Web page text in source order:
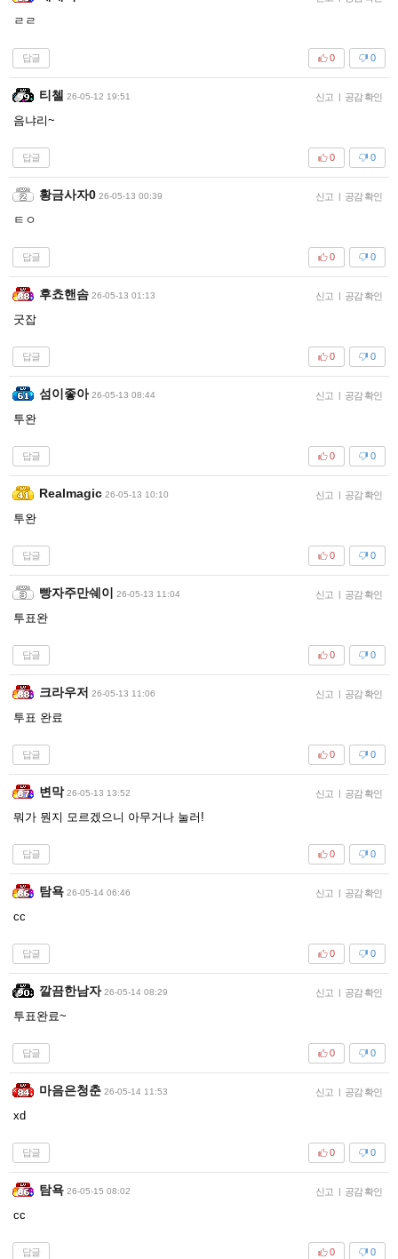
ㄹㄹ
답글 0
0
티첼 26-05-12 19:51 신고 | 공감 확인
음냐리~
답글 0
0
황금사자0 26-05-13 00:39 신고 | 공감 확인
ㅌㅇ
답글 0
0
후쵸핸솜 26-05-13 01:13 신고 | 공감 확인
굿잡
답글 0
0
섬이좋아 26-05-13 08:44 신고 | 공감 확인
투완
답글 0
0
Realmagic 26-05-13 10:10 신고 | 공감 확인
투완
답글 0
0
빵자주만쉐이 26-05-13 11:04 신고 | 공감 확인
투표완
답글 0
0
크라우저 26-05-13 11:06 신고 | 공감 확인
투표 완료
답글 0
0
변막 26-05-13 13:52 신고 | 공감 확인
뭐가 뭔지 모르겠으니 아무거나 눌러!
답글 0
0
탐욕 26-05-14 06:46 신고 | 공감 확인
cc
답글 0
0
깔끔한남자 26-05-14 08:29 신고 | 공감 확인
투표완료~
답글 0
0
마음은청춘 26-05-14 11:53 신고 | 공감 확인
xd
답글 0
0
탐욕 26-05-15 08:02 신고 | 공감 확인
cc
답글 0
0